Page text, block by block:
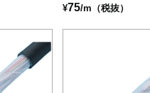
¥75/m（税抜）